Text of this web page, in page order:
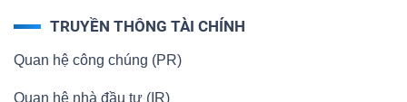
TRUYỀN THÔNG TÀI CHÍNH
Quan hệ công chúng (PR)
Quan hệ nhà đầu tư (IR)